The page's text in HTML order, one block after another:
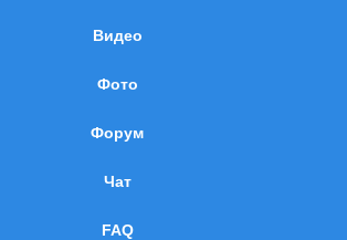
Видео
Фото
Форум
Чат
FAQ